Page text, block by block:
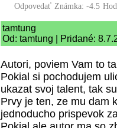
Odpovedať Známka: -4.5
tamtung
Od: tamtung | Pridané:
Autori, poviem Vam to
Pokial si pochodujem
ukazat svoj talent, tak
Prvy je ten, ze mu dam
jednoducho prispevok